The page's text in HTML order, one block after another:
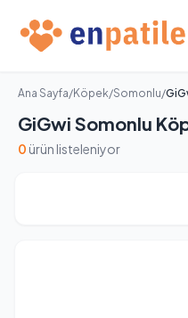
Ana Sayfa/Köpek/Somonlu/
GiGwi Somonlu
0 ürün listeleniyor